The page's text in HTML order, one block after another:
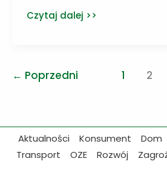
UE
w
surowców
krytycznych
Czytaj dalej >>
← Poprzedni 1 2
Aktualności Konsument Dom
Transport
OZE Rozwój